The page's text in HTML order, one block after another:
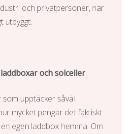
och privatpersoner, när
utbyggt.
och solceller
upptäcker såväl
mycket pengar det faktiskt
egen laddbox hemma. Om